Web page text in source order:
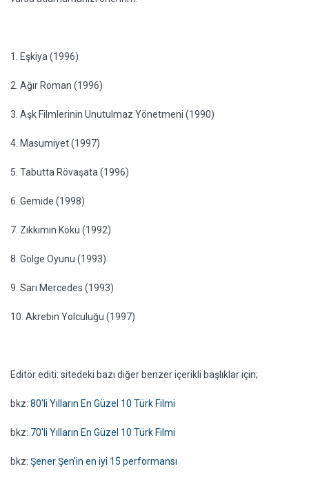
1. Eşkiya (1996)
2. Ağır Roman (1996)
3. Aşk Filmlerinin Unutulmaz Yönetmeni (1990)
4. Masumiyet (1997)
5. Tabutta Rövaşata (1996)
6. Gemide (1998)
7. Zıkkımın Kökü (1992)
8. Gölge Oyunu (1993)
9. Sarı Mercedes (1993)
10. Akrebin Yolculuğu (1997)
Editör editi: sitedeki bazı diğer benzer içerikli başlıklar için;
bkz: 80'li Yılların En Güzel 10 Türk Filmi
bkz: 70'li Yılların En Güzel 10 Türk Filmi
bkz: Şener Şen'in en iyi 15 performansı